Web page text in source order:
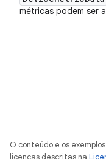
métricas podem ser
O conteúdo e os
licenças descritas na